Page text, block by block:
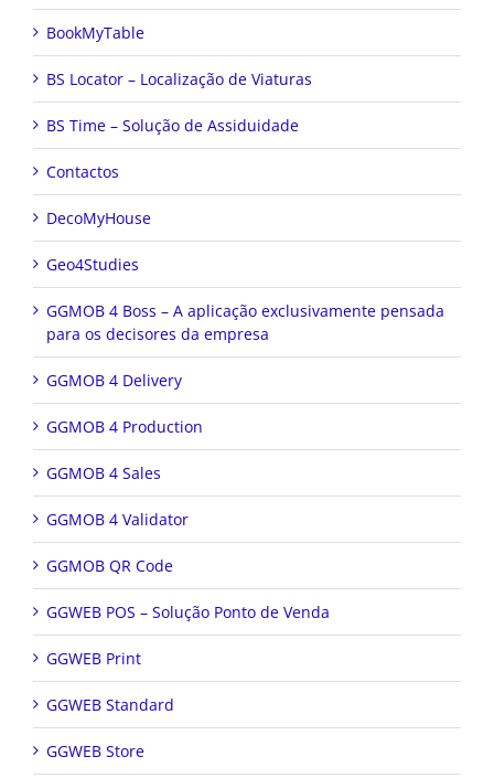
BookMyTable
BS Locator – Localização de Viaturas
BS Time – Solução de Assiduidade
Contactos
DecoMyHouse
Geo4Studies
GGMOB 4 Boss – A aplicação exclusivamente pensada
para os decisores da empresa
GGMOB 4 Delivery
GGMOB 4 Production
GGMOB 4 Sales
GGMOB 4 Validator
GGMOB QR Code
GGWEB POS – Solução Ponto de Venda
GGWEB Print
GGWEB Standard
GGWEB Store